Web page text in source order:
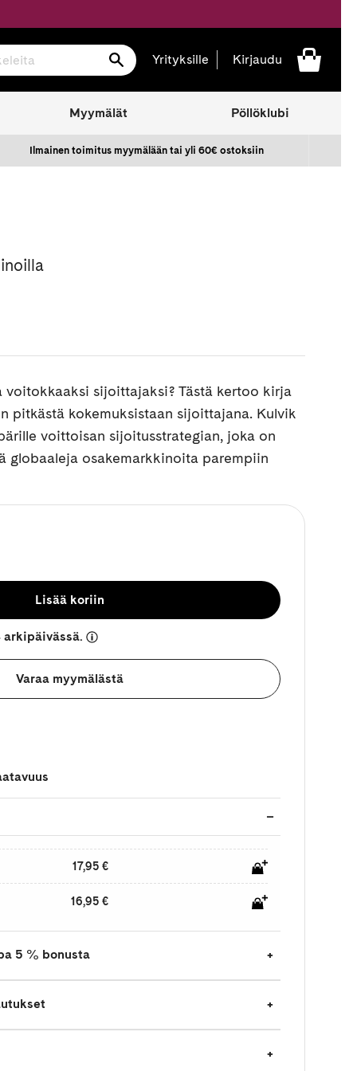
Hae Yrityksille Kirjaudu
Myymälät Pöllöklubi
Ilmainen toimitus myymälään tai yli 60€ ostoksiin
voitokkaaksi sijoittajaksi? Tästä kertoo kirja
pitkästä kokemuksistaan sijoittajana. Kulvik
voittoisan sijoitusstrategian, joka on
globaaleja osakemarkkinoita parempiin
Lisää koriin
arkipäivässä.
Varaa myymälästä
17,95 €
16,95 €
5 % bonusta